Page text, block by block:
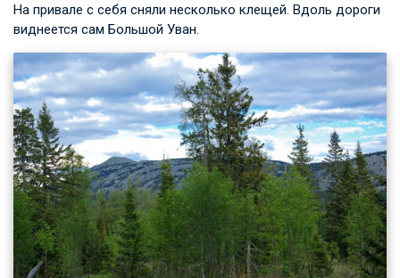
На привале с себя сняли несколько клещей. Вдоль дороги
виднеется сам Большой Уван.